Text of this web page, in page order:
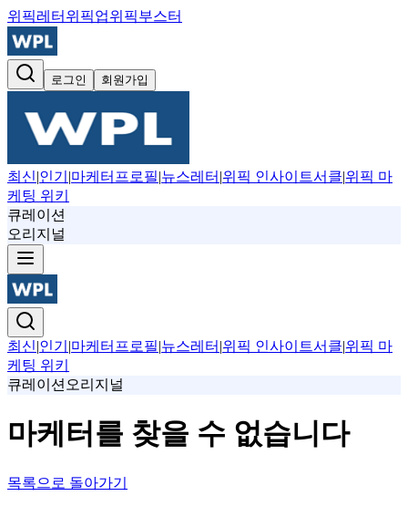
위픽레터 위픽업위픽부스터
로그인 회원가입
최신|인기 |마케터프로필|뉴스레터 |위픽 인사이트서클|위픽 마
케팅 위키
큐레이션
오리지널
최신|인기 |마케터프로필|뉴스레터 |위픽 인사이트서클|위픽 마
케팅 위키
큐레이션 오리지널
마케터를 찾을 수 없습니다
목록으로 돌아가기